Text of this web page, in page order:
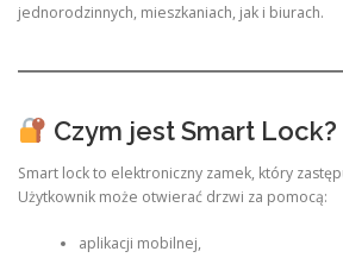
jednorodzinnych, mieszkaniach, jak i biurach.
Czym jest Smart Lock?
Smart lock to elektroniczny zamek, który
Użytkownik może otwierać drzwi za pomocą:
aplikacji mobilnej,